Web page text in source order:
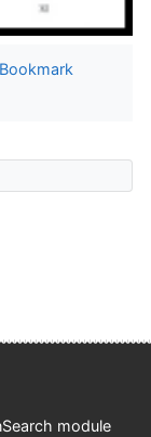
Bookmark
module